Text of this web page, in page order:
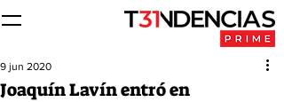
Joaquín Lavín entró en
9 jun 2020